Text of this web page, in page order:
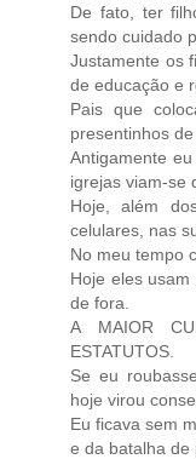
De fato, ter
sendo cuidado
Justamente os
de educação e
Pais que
presentinhos
Antigamente
igrejas viam-se
Hoje, além
celulares, nas
No meu tempo
Hoje eles
de fora.
A MAIOR
ESTATUTOS.
Se eu
hoje virou
Eu ficava sem
e da batalha de